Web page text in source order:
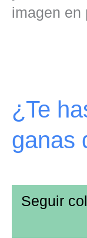
imagen en
¿Te
ganas
Seguir